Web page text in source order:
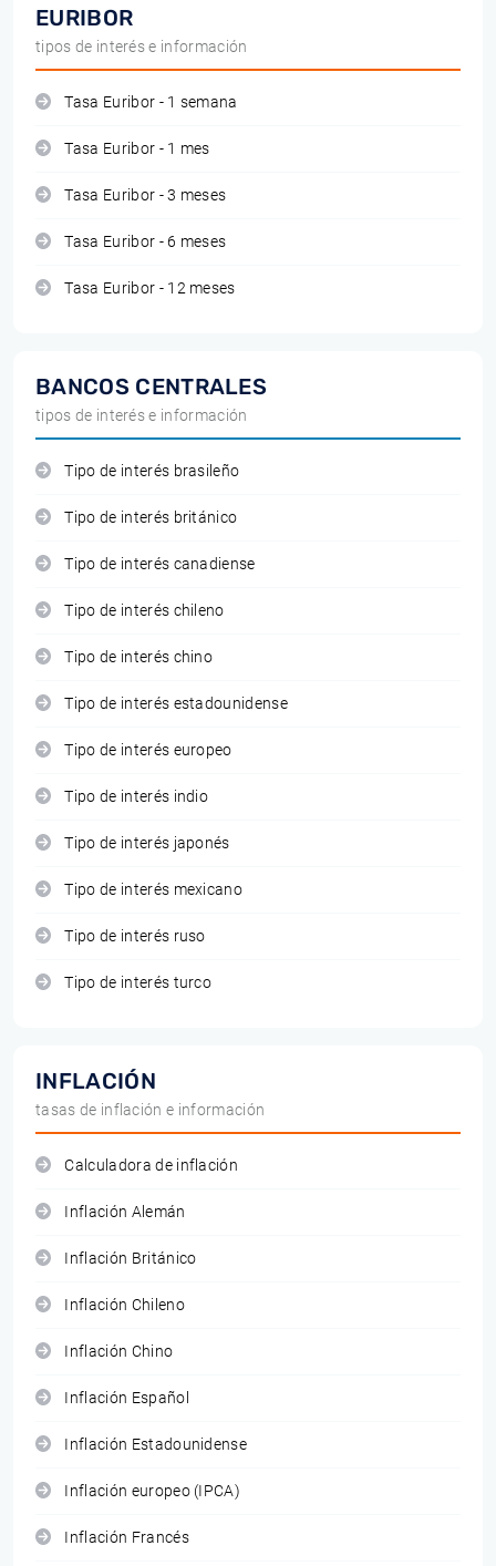
EURIBOR
tipos de interés e información
Tasa Euribor - 1 semana
Tasa Euribor - 1 mes
Tasa Euribor - 3 meses
Tasa Euribor - 6 meses
Tasa Euribor - 12 meses
BANCOS CENTRALES
tipos de interés e información
Tipo de interés brasileño
Tipo de interés británico
Tipo de interés canadiense
Tipo de interés chileno
Tipo de interés chino
Tipo de interés estadounidense
Tipo de interés europeo
Tipo de interés indio
Tipo de interés japonés
Tipo de interés mexicano
Tipo de interés ruso
Tipo de interés turco
INFLACIÓN
tasas de inflación e información
Calculadora de inflación
Inflación Alemán
Inflación Británico
Inflación Chileno
Inflación Chino
Inflación Español
Inflación Estadounidense
Inflación europeo (IPCA)
Inflación Francés